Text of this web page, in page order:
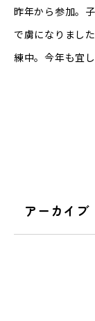
昨年から参加。
で虜になりまし
練中。今年も宜
アーカイブ